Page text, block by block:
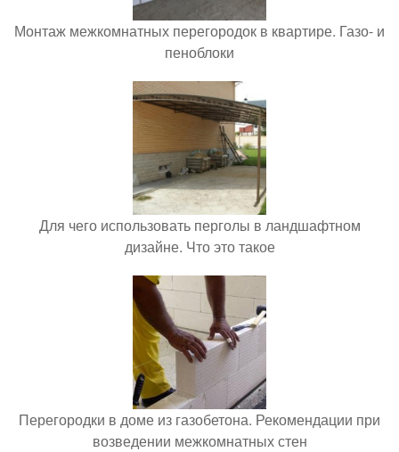
Монтаж межкомнатных перегородок в квартире. Газо- и
пеноблоки
Для чего использовать перголы в ландшафтном
дизайне. Что это такое
Перегородки в доме из газобетона. Рекомендации при
возведении межкомнатных стен